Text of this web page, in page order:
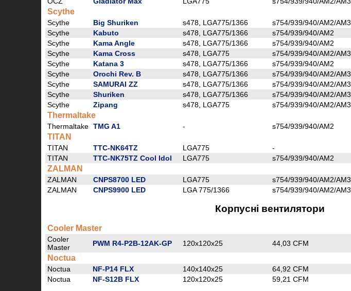
Scythe
Scythe Big Shuriken s478, LGA775/1366 s754/939/940/AM2/AM3
Scythe
Kabuto s478, LGA775/1366 s754/939/940/AM2
Scythe
Kama Angle s478, LGA775/1366 s754/939/940/AM2
Scythe
Kama Cross s478, LGA775 s754/939/940/AM2/AM3
Scythe
Katana 3 s478, LGA775/1366 s754/939/940/AM2
Scythe
Orochi Rev. B s478, LGA775/1366 s754/939/940/AM2/AM3
Scythe
SAMURAI ZZ s478, LGA775/1366 s754/939/940/AM2/AM3
Scythe
Shuriken s478, LGA775/1366 s754/939/940/AM2/AM3
Scythe
Zipang s478, LGA775 s754/939/940/AM2/AM3
Thermaltake
Thermaltake TMG A1 - s754/939/940/AM2
TITAN
TITAN TTC-NK64TZ LGA775 -
TITAN
TTC-NK75TZ Cool Idol LGA775 s754/939/940/AM2
ZALMAN
ZALMAN CNPS8700 LED LGA775 s754/939/940/AM2/AM3
ZALMAN
CNPS9900 LED LGA 775/1366 s754/939/940/AM2/AM3
Корпусні вентилятори
Cooler Master
Cooler
Master
PWM R4-P2B-12AK-GP 120x120x25 44,03 CFM
Noctua
Noctua NF-P14 FLX 140x140x25 64,92 CFM
Noctua
NF-S12B FLX 120x120x25 59,21 CFM